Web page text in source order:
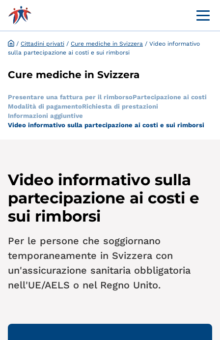
Menü
/ Cittadini privati / Cure mediche in Svizzera / Video informativo
sulla partecipazione ai costi e sui rimborsi
Cure mediche in Svizzera
Presentare una fattura per il rimborsoPartecipazione ai costi
Modalità di pagamentoRichiesta di prestazioni
Informazioni aggiuntive
Video informativo sulla partecipazione ai costi e sui rimborsi
Video informativo sulla
partecipazione ai costi e
sui rimborsi
Per le persone che soggiornano
temporaneamente in Svizzera con
un'assicurazione sanitaria obbligatoria
nell'UE/AELS o nel Regno Unito.